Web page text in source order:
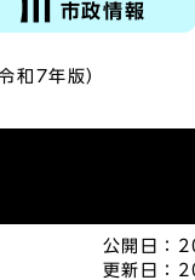
市政情報
和7年版）
公開日：
更新日：